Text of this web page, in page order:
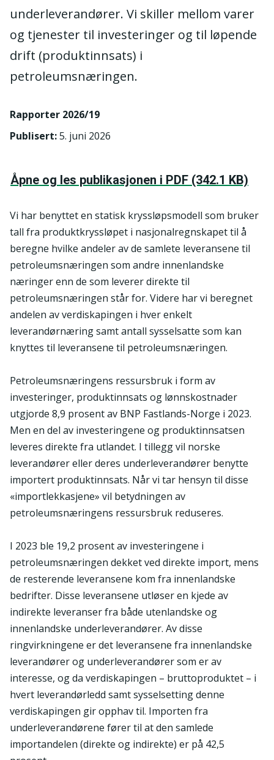
underleverandører. Vi skiller mellom varer
og tjenester til investeringer og til løpende
drift (produktinnsats) i
petroleumsnæringen.
Rapporter 2026/19
Publisert:5. juni 2026
Åpne og les publikasjonen i PDF (342.1 KB)
Vi har benyttet en statisk kryssløpsmodell som bruker
tall fra produktkryssløpet i nasjonalregnskapet til å
beregne hvilke andeler av de samlete leveransene til
petroleumsnæringen som andre innenlandske
næringer enn de som leverer direkte til
petroleumsnæringen står for. Videre har vi beregnet
andelen av verdiskapingen i hver enkelt
leverandørnæring samt antall sysselsatte som kan
knyttes til leveransene til petroleumsnæringen.
Petroleumsnæringens ressursbruk i form av
investeringer, produktinnsats og lønnskostnader
utgjorde 8,9 prosent av BNP Fastlands-Norge i 2023.
Men en del av investeringene og produktinnsatsen
leveres direkte fra utlandet. I tillegg vil norske
leverandører eller deres underleverandører benytte
importert produktinnsats. Når vi tar hensyn til disse
«importlekkasjene» vil betydningen av
petroleumsnæringens ressursbruk reduseres.
I 2023 ble 19,2 prosent av investeringene i
petroleumsnæringen dekket ved direkte import, mens
de resterende leveransene kom fra innenlandske
bedrifter. Disse leveransene utløser en kjede av
indirekte leveranser fra både utenlandske og
innenlandske underleverandører. Av disse
ringvirkningene er det leveransene fra innenlandske
leverandører og underleverandører som er av
interesse, og da verdiskapingen – bruttoproduktet – i
hvert leverandørledd samt sysselsetting denne
verdiskapingen gir opphav til. Importen fra
underleverandørene fører til at den samlede
importandelen (direkte og indirekte) er på 42,5